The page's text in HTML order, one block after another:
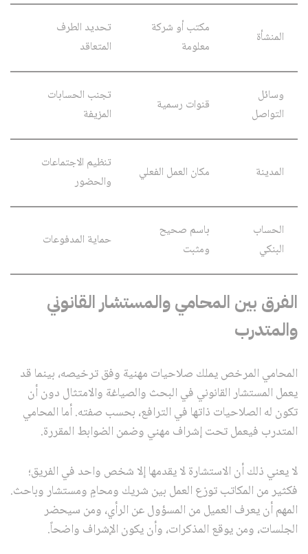
المنشأة
مكتب أو شركة
معلومة
تحديد الطرف
المتعاقد
وسائل
التواصل
قنوات رسمية
تجنب الحسابات
المزيفة
المدينة مكان العمل الفعلي
تنظيم الاجتماعات
والحضور
الحساب
البنكي
باسم صحيح
ومثبت
حماية المدفوعات
الفرق بين المحامي والمستشار القانوني
والمتدرب
المحامي المرخص يملك صلاحيات مهنية وفق ترخيصه، بينما قد
يعمل المستشار القانوني في البحث والصياغة والامتثال دون أن
تكون له الصلاحيات ذاتها في الترافع، بحسب صفته. أما المحامي
المتدرب فيعمل تحت إشراف مهني وضمن الضوابط المقررة.
لا يعني ذلك أن الاستشارة لا يقدمها إلا شخص واحد في الفريق؛
فكثير من المكاتب توزع العمل بين شريك ومحامٍ ومستشار وباحث.
المهم أن يعرف العميل من المسؤول عن الرأي، ومن سيحضر
الجلسات، ومن يوقع المذكرات، وأن يكون الإشراف واضحاً.